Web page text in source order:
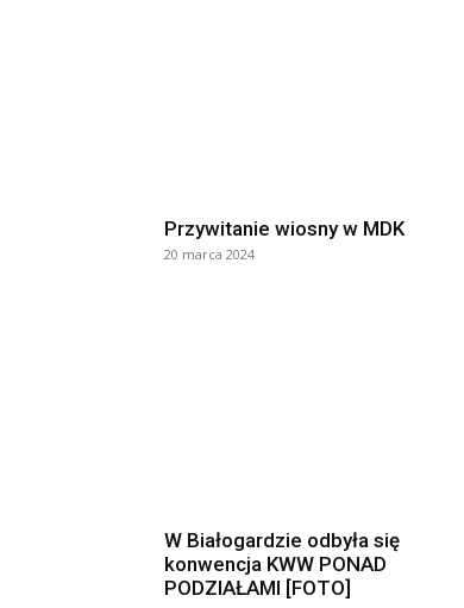
Przywitanie wiosny w MDK
20 marca 2024
W Białogardzie odbyła się
konwencja KWW PONAD
PODZIAŁAMI [FOTO]